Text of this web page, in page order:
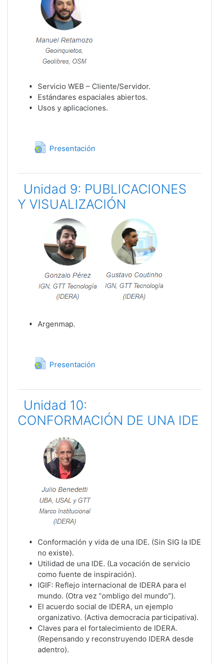
Servicio WEB – Cliente/Servidor.
Estándares espaciales abiertos.
Usos y aplicaciones.
Presentación
URL
Unidad 9: PUBLICACIONES
Y VISUALIZACIÓN
Argenmap.
Presentación
URL
Unidad 10:
CONFORMACIÓN DE UNA IDE
Conformación y vida de una IDE. (Sin SIG la IDE
no existe).
Utilidad de una IDE. (La vocación de servicio
como fuente de inspiración).
IGIF: Reflejo internacional de IDERA para el
mundo. (Otra vez “ombligo del mundo”).
El acuerdo social de IDERA, un ejemplo
organizativo. (Activa democracia participativa).
Claves para el fortalecimiento de IDERA.
(Repensando y reconstruyendo IDERA desde
adentro).